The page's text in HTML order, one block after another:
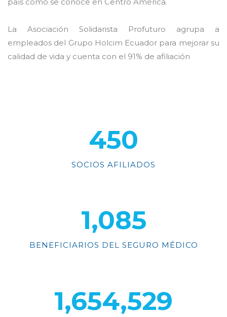
La Asociación Solidarista Profuturo agrupa a
empleados del Grupo Holcim Ecuador para mejorar su
calidad de vida y cuenta con el 91% de afiliación
527
SOCIOS AFILIADOS
1,272
BENEFICIARIOS DEL SEGURO MÉDICO
1,938,822